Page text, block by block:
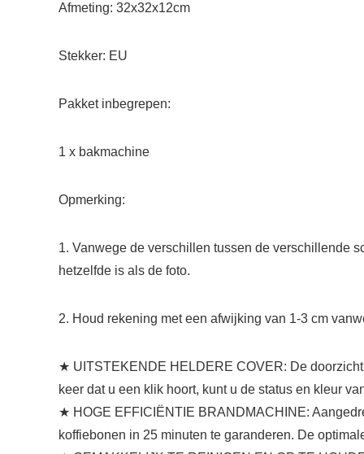
Afmeting: 32x32x12cm
Stekker: EU
Pakket inbegrepen:
1 x bakmachine
Opmerking:
1. Vanwege de verschillen tussen de verschillende
hetzelfde is als de foto.
2. Houd rekening met een afwijking van 1-3 cm
★ UITSTEKENDE HELDERE COVER: De
keer dat u een klik hoort, kunt u de status en kleur
★ HOGE EFFICIËNTIE BRANDMACHINE:
koffiebonen in 25 minuten te garanderen. De